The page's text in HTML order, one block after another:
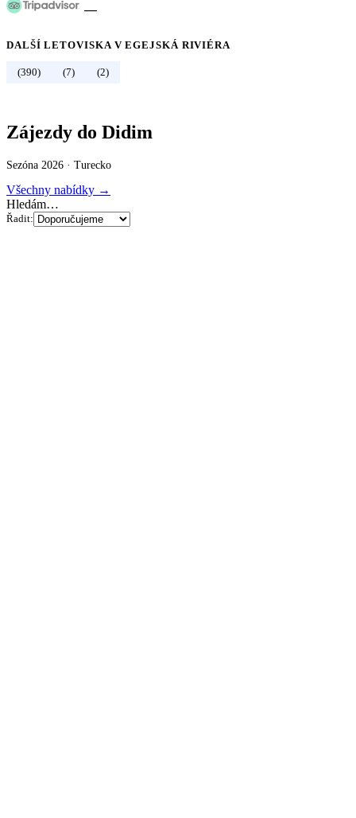
—
DALŠÍ LETOVISKA VEGEJSKÁ RIVIÉRA
(390) (7) (2)
Zájezdy do Didim
Sezóna 2026 · Turecko
Všechny nabídky →
Hledám…
Řadit: